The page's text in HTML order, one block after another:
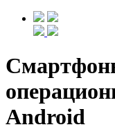
Android